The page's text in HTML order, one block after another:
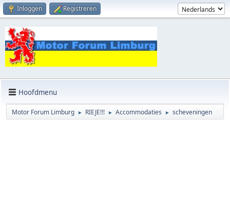
Inloggen Registreren
Hoofdmenu
Motor Forum Limburg ► RIEJE!!! ► Accommodaties ► scheveningen